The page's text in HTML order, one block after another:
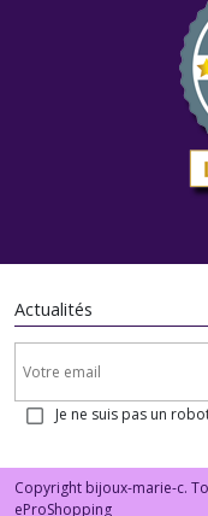
Actualités
Je ne suis pas un
Copyright bijoux-marie-c.
eProShopping